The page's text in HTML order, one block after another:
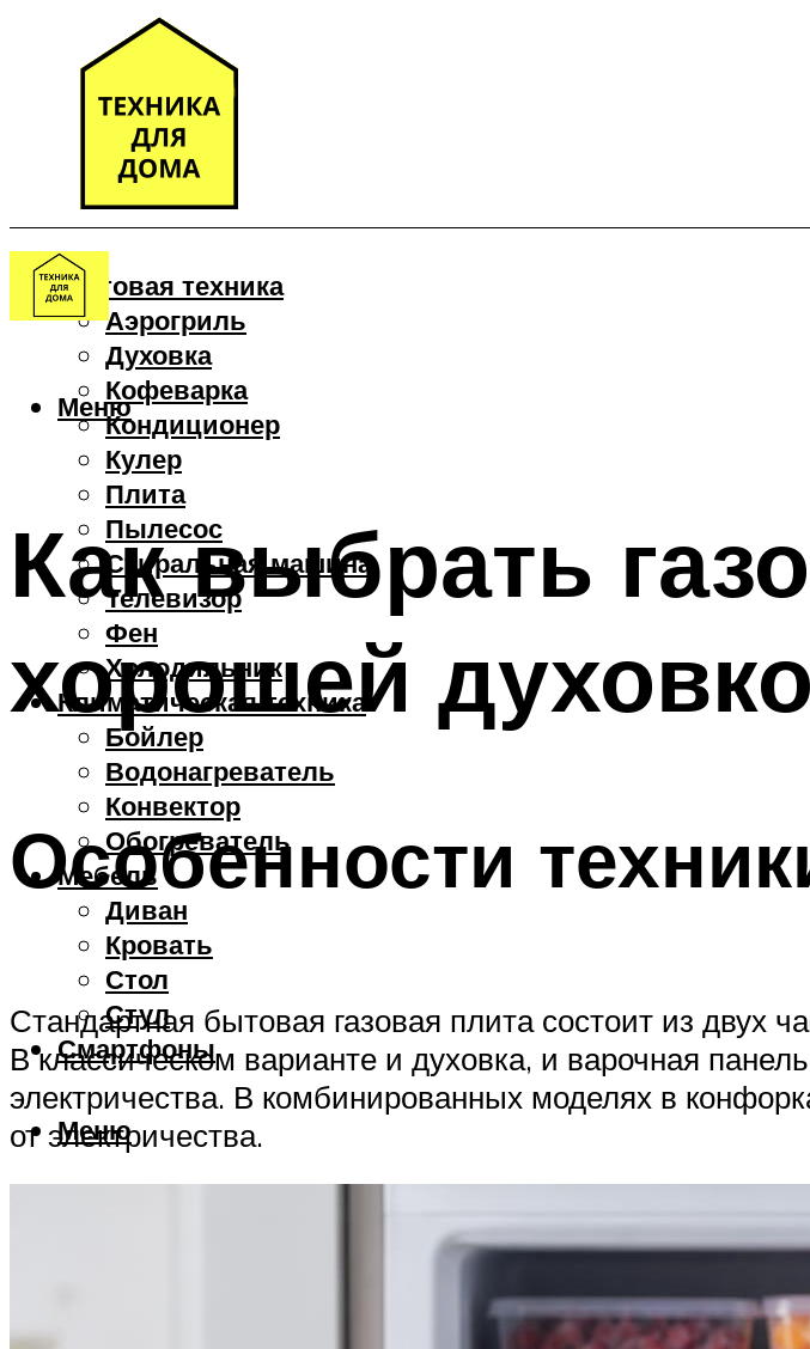
Бытовая техника
Аэрогриль
Духовка
Кофеварка
Кондиционер
Кулер
Плита
Пылесос
Стиральная машина
Телевизор
Фен
Холодильник
Климатическая техника
Бойлер
Водонагреватель
Конвектор
Обогреватель
Мебель
Диван
Кровать
Стол
Стул
Смартфоны
Меню
Меню
Как выбрать
хорошей
Особенности
Стандартная бытовая газовая плита состоит из двух
В классическом варианте и духовка, и варочная
электричества. В комбинированных моделях в
от электричества.